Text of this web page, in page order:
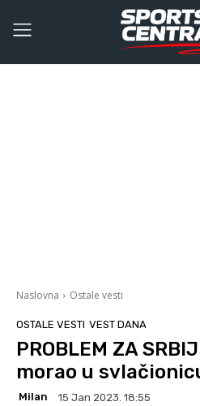
Naslovna Ostale vesti
OSTALE VESTI VEST DANA
PROBLEM ZA
morao u
Milan 15 Jan 2023. 18:55